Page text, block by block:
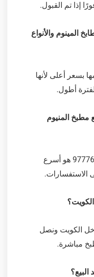
إذا تم القبول.
المينوم والأنواع
بسعر أعلى لأنها
أطول.
مطبخ المنيوم
الاتصال المباشر على الرقم 97776408 هو أسرع
الاستفسارات.
الكويت ونصل
مباشرة.